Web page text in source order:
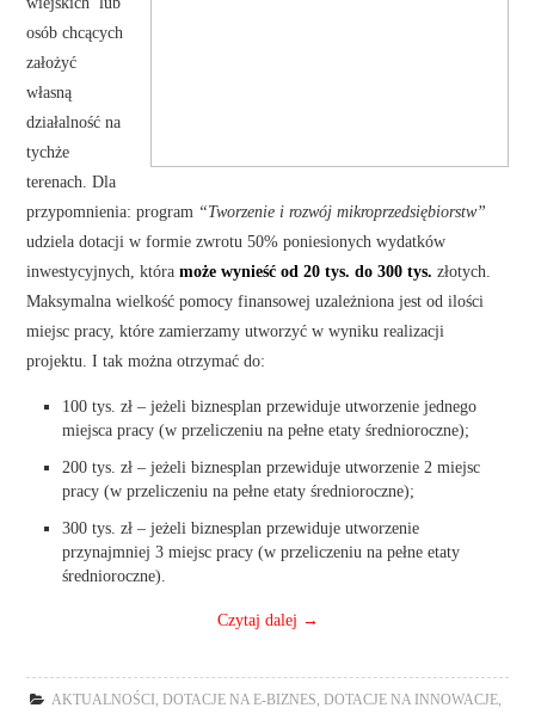
osób chcących
założyć
własną
działalność na
tychże
terenach. Dla
przypomnienia: program “Tworzenie i rozwój mikroprzedsiębiorstw”
udziela dotacji w formie zwrotu 50% poniesionych wydatków
inwestycyjnych, któramoże wynieść od 20 tys. do 300 tys.złotych.
Maksymalna wielkość pomocy finansowej uzależniona jest od ilości
miejsc pracy, które zamierzamy utworzyć w wyniku realizacji
projektu. I tak można otrzymać do:
100 tys. zł – jeżeli biznesplan przewiduje utworzenie jednego
miejsca pracy (w przeliczeniu na pełne etaty średnioroczne);
200 tys. zł – jeżeli biznesplan przewiduje utworzenie 2 miejsc
pracy (w przeliczeniu na pełne etaty średnioroczne);
300 tys. zł – jeżeli biznesplan przewiduje utworzenie
przynajmniej 3 miejsc pracy (w przeliczeniu na pełne etaty
średnioroczne).
Czytaj dalej →
AKTUALNOŚCI ,DOTACJE NA E-BIZNES ,DOTACJE NA INNOWACJE